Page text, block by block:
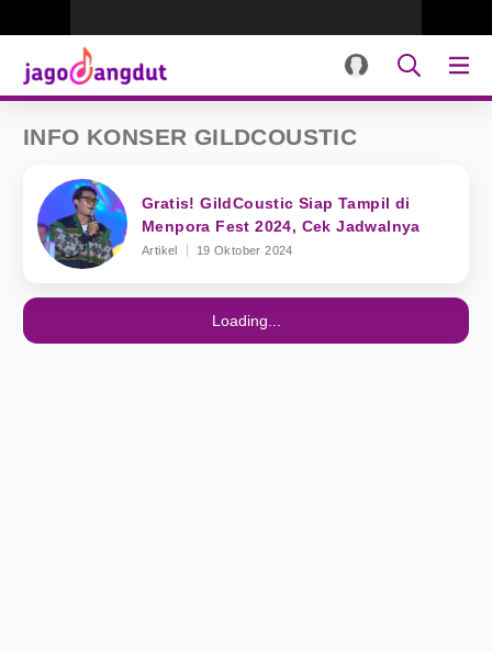
INFO KONSER GILDCOUSTIC
Gratis! GildCoustic Siap Tampil di
Menpora Fest 2024, Cek Jadwalnya
Artikel 19 Oktober 2024
Loading...